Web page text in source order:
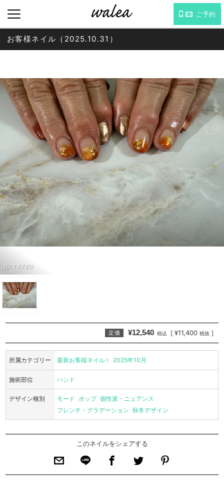
ご予約
ID:14760
お客様ネイル（2025.10.31）
定価 ¥12,540 税込 [ ¥11,400 税抜 ]
所属カテゴリー 最新お客様ネイル 2025年10月
施術部位 ハンド
デザイン種別 モード ポップ 個性派・ニュアンス
フレンチ・グラデーション 秋冬デザイン
このネイルをシェアする